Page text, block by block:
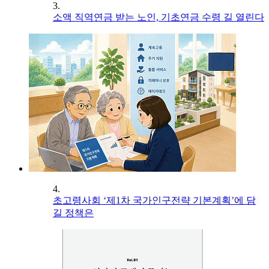
3.
소액 직역연금 받는 노인, 기초연금 수령 길 열린다
4.
초고령사회 ‘제1차 국가인구전략 기본계획’에 담
길 정책은